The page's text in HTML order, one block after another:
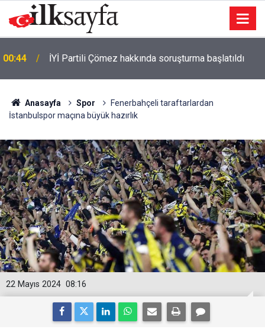
00:41 Otoyolda feci kaza: 3 ölü 1 yaralı
Anasayfa Spor
Fenerbahçeli taraftarlardan
İstanbulspor maçına büyük hazırlık
08:16
22 Mayıs 2024